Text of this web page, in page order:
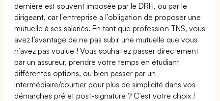
dernière est souvent imposée par le DRH, ou par le
dirigeant, car l'entreprise a l’obligation de proposer une
mutuelle à ses salariés. En tant que profession TNS, vous
avez l’avantage de ne pas subir une mutuelle que vous
n’avez pas voulue ! Vous souhaitez passer directement
par un assureur, prendre votre temps en étudiant
différentes options, ou bien passer par un
intermédiaire/courtier pour plus de simplicité dans vos
démarches pré et post-signature ? C’est votre choix !